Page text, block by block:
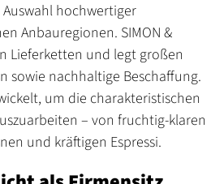
hochwertiger
Anbauregionen. SIMON &
Lieferketten und legt großen
sowie nachhaltige Beschaffung.
um die charakteristischen
– von fruchtig-klaren
und kräftigen Espressi.